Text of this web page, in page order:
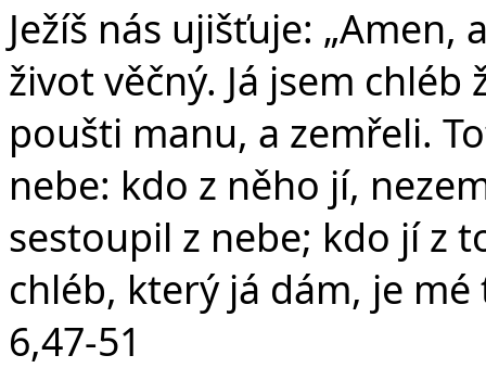
Ježíš nás ujišťuje:
život věčný. Já jsem
poušti manu, a zemřeli.
nebe: kdo z něho jí,
sestoupil z nebe; kdo jí z
chléb, který já dám, je mé
6,47-51